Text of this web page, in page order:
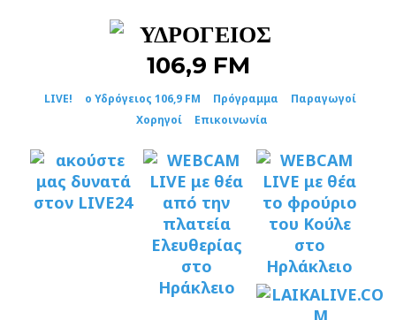
LIVE! ο Υδρόγειος 106,9 FM Πρόγραμμα
Παραγωγοί
Χορηγοί
Επικοινωνία